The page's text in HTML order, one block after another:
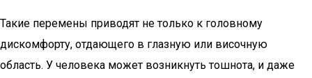
Такие перемены приводят не только к головному
дискомфорту, отдающего в глазную или височную
область. У человека может возникнуть тошнота, и даже